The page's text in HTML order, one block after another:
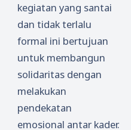
kegiatan yang santai
dan tidak terlalu
formal ini bertujuan
untuk membangun
solidaritas dengan
melakukan
pendekatan
emosional antar kader.